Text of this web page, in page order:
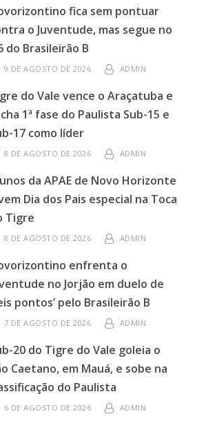
fica sem pontuar
o Juventude, mas segue no
do Brasileirão B
9 DE AGOSTO DE 2026 ADMIN
do Vale vence o Araçatuba e
1ª fase do Paulista Sub-15 e
17 como líder
8 DE AGOSTO DE 2026 ADMIN
da APAE de Novo Horizonte
Dia dos Pais especial na Toca
Tigre
8 DE AGOSTO DE 2026 ADMIN
enfrenta o
no Jorjão em duelo de
pontos’ pelo Brasileirão B
7 DE AGOSTO DE 2026 ADMIN
20 do Tigre do Vale goleia o
Caetano, em Mauá, e sobe na
do Paulista
6 DE AGOSTO DE 2026 ADMIN